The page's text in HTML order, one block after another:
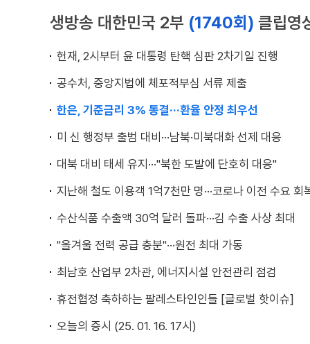
생방송 대한민국 2부 (1740회) 클립영
헌재, 2시부터 윤 대통령 탄핵 심판 2차기일 진행
공수처, 중앙지법에 체포적부심 서류 제출
한은, 기준금리 3% 동결···환율 안정 최우선
미 신 행정부 출범 대비···남북·미북대화 선제 대응
대북 대비 태세 유지···"북한 도발에 단호히 대응"
지난해 철도 이용객 1억7천만 명···코로나 이전 수요 회
수산식품 수출액 30억 달러 돌파···김 수출 사상 최대
"올겨울 전력 공급 충분"···원전 최대 가동
최남호 산업부 2차관, 에너지시설 안전관리 점검
휴전협정 축하하는 팔레스타인인들 [글로벌 핫이슈]
오늘의 증시 (25. 01. 16. 17시)